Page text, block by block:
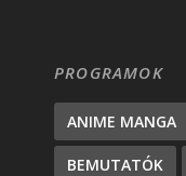
PROGRAMOK
ANIME MANGA
BEMUTATÓK